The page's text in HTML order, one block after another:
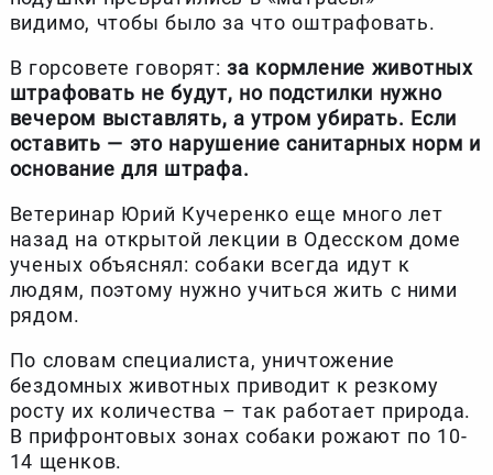
видимо, чтобы было за что оштрафовать.
В горсовете говорят:за кормление животных
штрафовать не будут, но подстилки нужно
вечером выставлять, а утром убирать. Если
оставить — это нарушение санитарных норм и
основание для штрафа.
Ветеринар Юрий Кучеренко еще много лет
назад на открытой лекции в Одесском доме
ученых объяснял: собаки всегда идут к
людям, поэтому нужно учиться жить с ними
рядом.
По словам специалиста, уничтожение
бездомных животных приводит к резкому
росту их количества – так работает природа.
В прифронтовых зонах собаки рожают по 10-
14 щенков.